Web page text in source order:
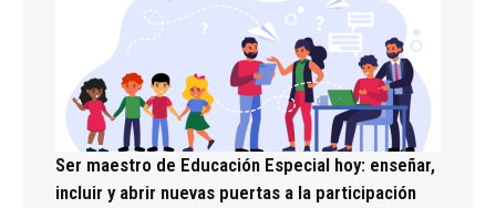
Ser maestro de Educación Especial hoy: enseñar,
incluir y abrir nuevas puertas a la participación